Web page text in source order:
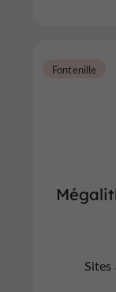
Fontenille
Sites